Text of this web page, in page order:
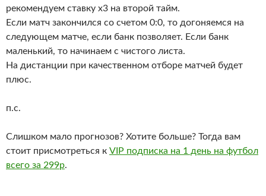
рекомендуем ставку х3 на второй тайм.
Если матч закончился со счетом 0:0, то догоняемся на
следующем матче, если банк позволяет. Если банк
маленький, то начинаем с чистого листа.
На дистанции при качественном отборе матчей будет
плюс.
п.с.
Слишком мало прогнозов? Хотите больше? Тогда вам
стоит присмотреться к VIP подписка на 1 день на футбол
всего за 299р.